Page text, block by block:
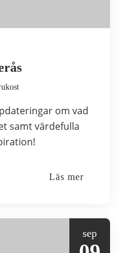
om vad
samt värdefulla
Läs mer
sep